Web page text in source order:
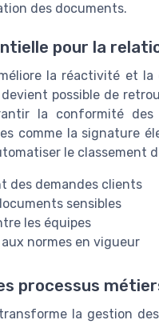
des documents.
pour la
la réactivité et
possible de
la conformité des
comme la signature
le classement
des demandes clients
sensibles
les équipes
normes en vigueur
processus
la gestion